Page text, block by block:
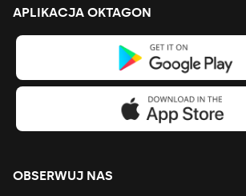
APLIKACJA OKTAGON
OBSERWUJ NAS